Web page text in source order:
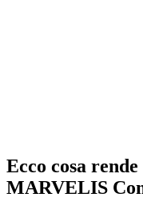
Ecco cosa
MARVELIS